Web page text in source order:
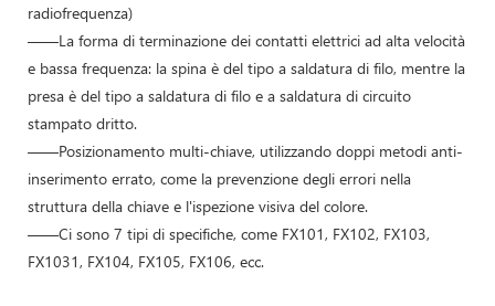
radiofrequenza)
——La forma di terminazione dei contatti elettrici ad alta velocità
e bassa frequenza: la spina è del tipo a saldatura di filo, mentre la
presa è del tipo a saldatura di filo e a saldatura di circuito
stampato dritto.
——Posizionamento multi-chiave, utilizzando doppi metodi anti-
inserimento errato, come la prevenzione degli errori nella
struttura della chiave e l'ispezione visiva del colore.
——Ci sono 7 tipi di specifiche, come FX101, FX102, FX103,
FX1031, FX104, FX105, FX106, ecc.